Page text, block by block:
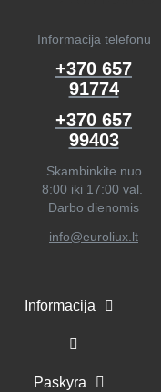
Informacija telefonu
+370 657
91774
+370 657
99403
Skambinkite nuo
8:00 iki 17:00 val.
Darbo dienomis
info@euroliux.lt
Informacija
Paskyra